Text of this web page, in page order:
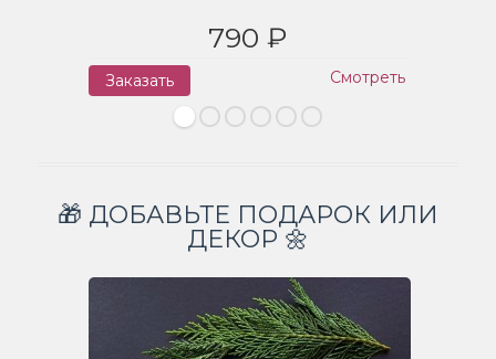
790 ₽
Заказать Смотреть
🎁 ДОБАВЬТЕ ПОДАРОК ИЛИ
ДЕКОР 🌼